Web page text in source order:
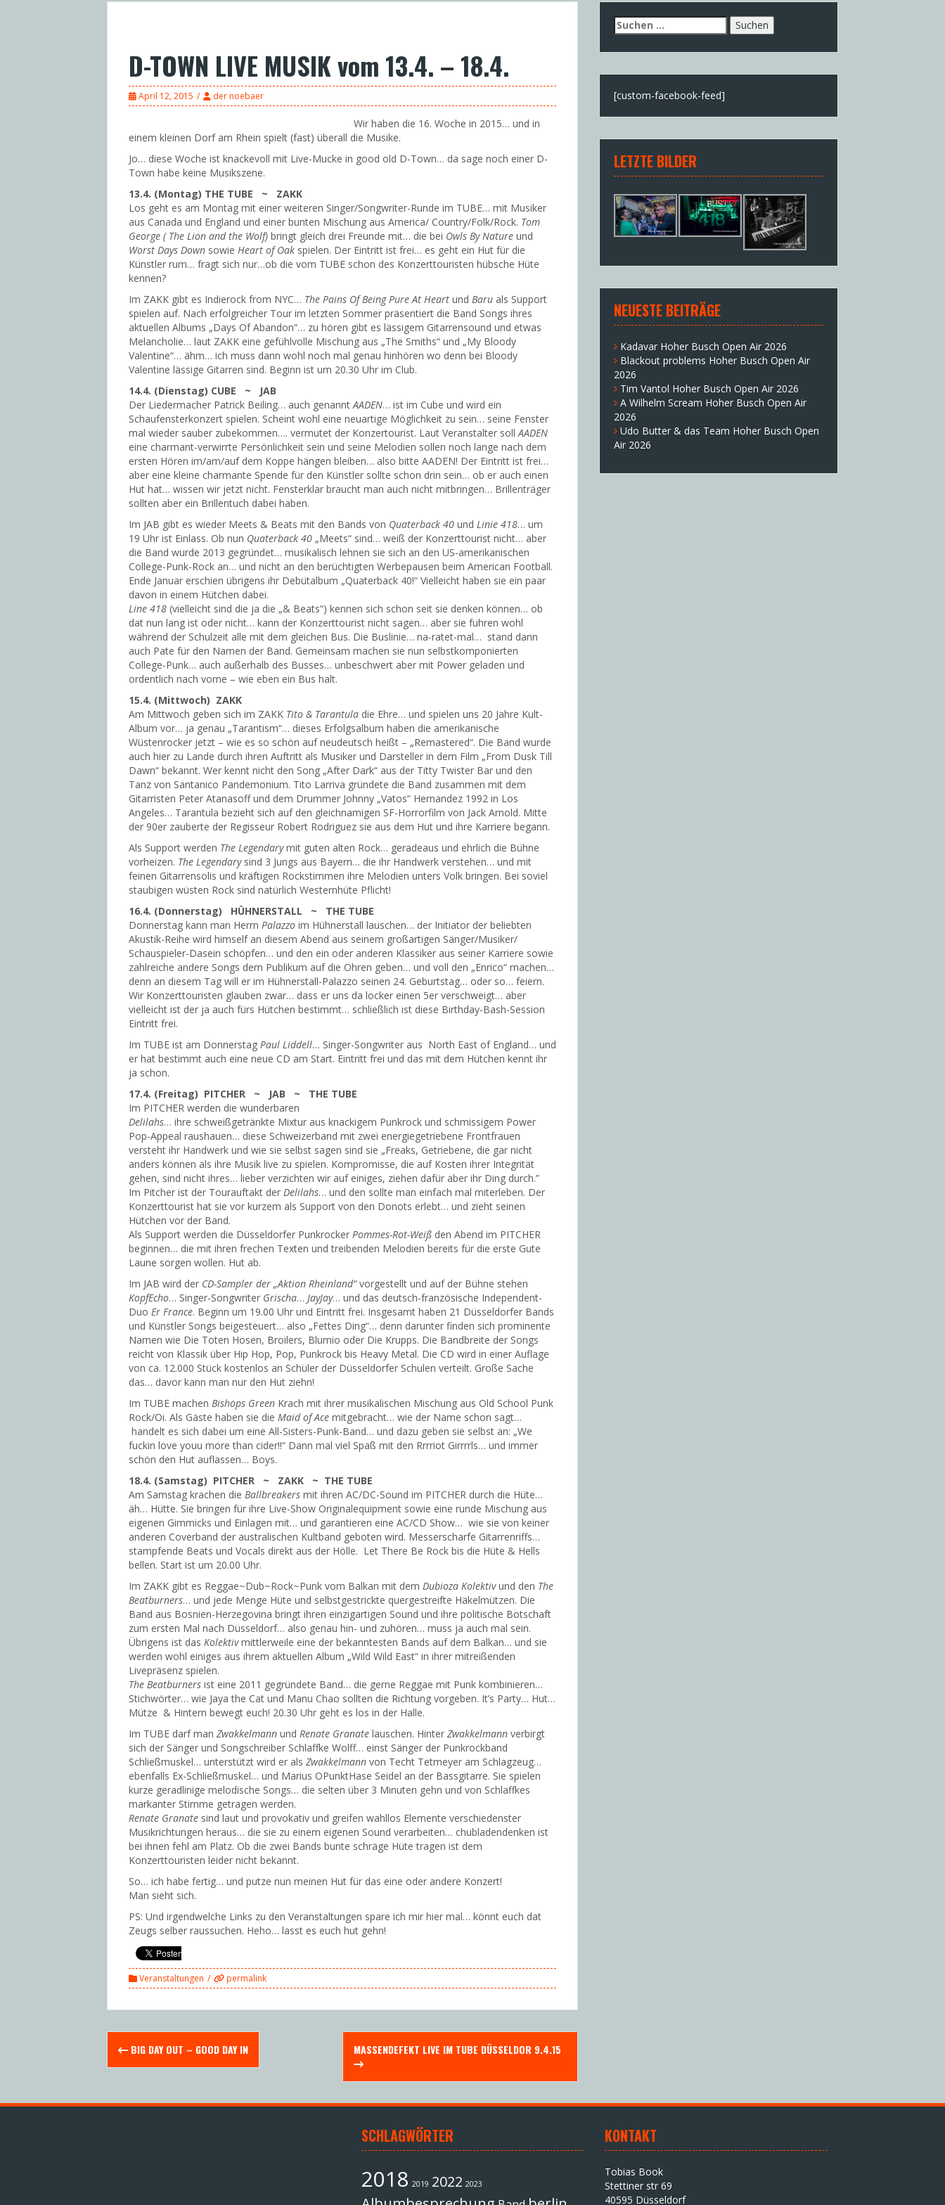
D-TOWN LIVE MUSIK vom 13.4. – 18.4.
April 12, 2015 der noebaer
Wir haben die 16. Woche in 2015… und in
einem kleinen Dorf am Rhein spielt (fast) überall die Musike.
Jo… diese Woche ist knackevoll mit Live-Mucke in good old D-Town… da sage noch einer D-
Town habe keine Musikszene.
13.4. (Montag) THE TUBE ~ ZAKK
Los geht es am Montag mit einer weiteren Singer/Songwriter-Runde im TUBE… mit Musiker
aus Canada und England und einer bunten Mischung aus America/ Country/Folk/Rock. Tom
George ( The Lion and the Wolf) bringt gleich drei Freunde mit… die bei Owls By Nature und
Worst Days Down sowie Heart of Oak spielen. Der Eintritt ist frei… es geht ein Hut für die
Künstler rum… fragt sich nur…ob die vom TUBE schon des Konzerttouristen hübsche Hüte
kennen?
Im ZAKK gibt es Indierock from NYC… The Pains Of Being Pure At Heart und Baru als Support
spielen auf. Nach erfolgreicher Tour im letzten Sommer präsentiert die Band Songs ihres
aktuellen Albums „Days Of Abandon“… zu hören gibt es lässigem Gitarrensound und etwas
Melancholie… laut ZAKK eine gefühlvolle Mischung aus „The Smiths“ und „My Bloody
Valentine“… ähm… ich muss dann wohl noch mal genau hinhören wo denn bei Bloody
Valentine lässige Gitarren sind. Beginn ist um 20.30 Uhr im Club.
14.4. (Dienstag) CUBE ~ JAB
Der Liedermacher Patrick Beiling… auch genannt AADEN… ist im Cube und wird ein
Schaufensterkonzert spielen. Scheint wohl eine neuartige Möglichkeit zu sein… seine Fenster
mal wieder sauber zubekommen…. vermutet der Konzertourist. Laut Veranstalter soll AADEN
eine charmant-verwirrte Persönlichkeit sein und seine Melodien sollen noch lange nach dem
ersten Hören im/am/auf dem Koppe hängen bleiben… also bitte AADEN! Der Eintritt ist frei…
aber eine kleine charmante Spende für den Künstler sollte schon drin sein… ob er auch einen
Hut hat… wissen wir jetzt nicht. Fensterklar braucht man auch nicht mitbringen… Brillenträger
sollten aber ein Brillentuch dabei haben.
Im JAB gibt es wieder Meets & Beats mit den Bands von Quaterback 40 und Linie 418… um
19 Uhr ist Einlass. Ob nun Quaterback 40 „Meets“ sind… weiß der Konzerttourist nicht… aber
die Band wurde 2013 gegründet… musikalisch lehnen sie sich an den US-amerikanischen
College-Punk-Rock an… und nicht an den berüchtigten Werbepausen beim American Football.
Ende Januar erschien übrigens ihr Debütalbum „Quaterback 40!“ Vielleicht haben sie ein paar
davon in einem Hütchen dabei.
Line 418 (vielleicht sind die ja die „& Beats“) kennen sich schon seit sie denken können… ob
dat nun lang ist oder nicht… kann der Konzerttourist nicht sagen… aber sie fuhren wohl
während der Schulzeit alle mit dem gleichen Bus. Die Buslinie… na-ratet-mal… stand dann
auch Pate für den Namen der Band. Gemeinsam machen sie nun selbstkomponierten
College-Punk… auch außerhalb des Busses… unbeschwert aber mit Power geladen und
ordentlich nach vorne – wie eben ein Bus halt.
15.4. (Mittwoch) ZAKK
Am Mittwoch geben sich im ZAKK Tito & Tarantula die Ehre… und spielen uns 20 Jahre Kult-
Album vor… ja genau „Tarantism“… dieses Erfolgsalbum haben die amerikanische
Wüstenrocker jetzt – wie es so schön auf neudeutsch heißt – „Remastered“. Die Band wurde
auch hier zu Lande durch ihren Auftritt als Musiker und Darsteller in dem Film „From Dusk Till
Dawn“ bekannt. Wer kennt nicht den Song „After Dark“ aus der Titty Twister Bar und den
Tanz von Santanico Pandemonium. Tito Larriva gründete die Band zusammen mit dem
Gitarristen Peter Atanasoff und dem Drummer Johnny „Vatos“ Hernandez 1992 in Los
Angeles… Tarantula bezieht sich auf den gleichnamigen SF-Horrorfilm von Jack Arnold. Mitte
der 90er zauberte der Regisseur Robert Rodriguez sie aus dem Hut und ihre Karriere begann.
Als Support werden The Legendarymit guten alten Rock… geradeaus und ehrlich die Bühne
vorheizen. The Legendarysind 3 Jungs aus Bayern… die ihr Handwerk verstehen… und mit
feinen Gitarrensolis und kräftigen Rockstimmen ihre Melodien unters Volk bringen. Bei soviel
staubigen wüsten Rock sind natürlich Westernhüte Pflicht!
16.4. (Donnerstag) HÜHNERSTALL ~ THE TUBE
Donnerstag kann man Herrn Palazzo im Hühnerstall lauschen… der Initiator der beliebten
Akustik-Reihe wird himself an diesem Abend aus seinem großartigen Sänger/Musiker/
Schauspieler-Dasein schöpfen… und den ein oder anderen Klassiker aus seiner Karriere sowie
zahlreiche andere Songs dem Publikum auf die Ohren geben… und voll den „Enrico“ machen…
denn an diesem Tag will er im Hühnerstall-Palazzo seinen 24. Geburtstag… oder so… feiern.
Wir Konzerttouristen glauben zwar… dass er uns da locker einen 5er verschweigt… aber
vielleicht ist der ja auch fürs Hütchen bestimmt… schließlich ist diese Birthday-Bash-Session
Eintritt frei.
Im TUBE ist am Donnerstag Paul Liddell… Singer-Songwriter aus North East of England… und
er hat bestimmt auch eine neue CD am Start. Eintritt frei und das mit dem Hütchen kennt ihr
ja schon.
17.4. (Freitag) PITCHER ~ JAB ~ THE TUBE
Im PITCHER werden die wunderbaren
Delilahs… ihre schweißgetränkte Mixtur aus knackigem Punkrock und schmissigem Power
Pop-Appeal raushauen… diese Schweizerband mit zwei energiegetriebene Frontfrauen
versteht ihr Handwerk und wie sie selbst sagen sind sie „Freaks, Getriebene, die gar nicht
anders können als ihre Musik live zu spielen. Kompromisse, die auf Kosten ihrer Integrität
gehen, sind nicht ihres… lieber verzichten wir auf einiges, ziehen dafür aber ihr Ding durch.”
Im Pitcher ist der Tourauftakt der Delilahs… und den sollte man einfach mal miterleben. Der
Konzerttourist hat sie vor kurzem als Support von den Donots erlebt… und zieht seinen
Hütchen vor der Band.
Als Support werden die Düsseldorfer Punkrocker Pommes-Rot-Weiß den Abend im PITCHER
beginnen… die mit ihren frechen Texten und treibenden Melodien bereits für die erste Gute
Laune sorgen wollen. Hut ab.
Im JAB wird der CD-Sampler der „Aktion Rheinland“vorgestellt und auf der Bühne stehen
KopfEcho… Singer-Songwriter Grischa… JayJay… und das deutsch-französische Independent-
Duo Er France. Beginn um 19.00 Uhr und Eintritt frei. Insgesamt haben 21 Düsseldorfer Bands
und Künstler Songs beigesteuert… also „Fettes Ding“… denn darunter finden sich prominente
Namen wie Die Toten Hosen, Broilers, Blumio oder Die Krupps. Die Bandbreite der Songs
reicht von Klassik über Hip Hop, Pop, Punkrock bis Heavy Metal. Die CD wird in einer Auflage
von ca. 12.000 Stück kostenlos an Schüler der Düsseldorfer Schulen verteilt. Große Sache
das… davor kann man nur den Hut ziehn!
Im TUBE machen Bishops Green Krach mit ihrer musikalischen Mischung aus Old School Punk
Rock/Oi. Als Gäste haben sie die Maid of Ace mitgebracht… wie der Name schon sagt…
handelt es sich dabei um eine All-Sisters-Punk-Band… und dazu geben sie selbst an: „We
fuckin love youu more than cider!!“ Dann mal viel Spaß mit den Rrrriot Girrrrls… und immer
schön den Hut auflassen… Boys.
18.4. (Samstag) PITCHER ~ ZAKK ~ THE TUBE
Am Samstag krachen die Ballbreakers mit ihren AC/DC-Sound im PITCHER durch die Hüte…
äh… Hütte. Sie bringen für ihre Live-Show Originalequipment sowie eine runde Mischung aus
eigenen Gimmicks und Einlagen mit… und garantieren eine AC/CD Show… wie sie von keiner
anderen Coverband der australischen Kultband geboten wird. Messerscharfe Gitarrenriffs…
stampfende Beats und Vocals direkt aus der Hölle. Let There Be Rock bis die Hüte & Hells
bellen. Start ist um 20.00 Uhr.
Im ZAKK gibt es Reggae~Dub~Rock~Punk vom Balkan mit dem Dubioza Kolektivund den The
Beatburners… und jede Menge Hüte und selbstgestrickte quergestreifte Häkelmützen. Die
Band aus Bosnien-Herzegovina bringt ihren einzigartigen Sound und ihre politische Botschaft
zum ersten Mal nach Düsseldorf… also genau hin- und zuhören… muss ja auch mal sein.
Übrigens ist das Kolektivmittlerweile eine der bekanntesten Bands auf dem Balkan… und sie
werden wohl einiges aus ihrem aktuellen Album „Wild Wild East“ in ihrer mitreißenden
Livepräsenz spielen.
The Beatburners ist eine 2011 gegründete Band… die gerne Reggae mit Punk kombinieren…
Stichwörter… wie Jaya the Cat und Manu Chao sollten die Richtung vorgeben. It’s Party… Hut…
Mütze & Hintern bewegt euch! 20.30 Uhr geht es los in der Halle.
Im TUBE darf man Zwakkelmann und Renate Granate lauschen. Hinter Zwakkelmann verbirgt
sich der Sänger und Songschreiber Schlaffke Wolff… einst Sänger der Punkrockband
Schließmuskel… unterstützt wird er als Zwakkelmann von Techt Tetmeyer am Schlagzeug…
ebenfalls Ex-Schließmuskel… und Marius OPunktHase Seidel an der Bassgitarre. Sie spielen
kurze geradlinige melodische Songs… die selten über 3 Minuten gehn und von Schlaffkes
markanter Stimme getragen werden.
Renate Granate sind laut und provokativ und greifen wahllos Elemente verschiedenster
Musikrichtungen heraus… die sie zu einem eigenen Sound verarbeiten… chubladendenken ist
bei ihnen fehl am Platz. Ob die zwei Bands bunte schräge Hüte tragen ist dem
Konzerttouristen leider nicht bekannt.
So… ich habe fertig… und putze nun meinen Hut für das eine oder andere Konzert!
Man sieht sich.
PS: Und irgendwelche Links zu den Veranstaltungen spare ich mir hier mal… könnt euch dat
Zeugs selber raussuchen. Heho… lasst es euch hut gehn!
Veranstaltungen permalink
Post
navigation
BIG DAY OUT – GOOD DAY IN MASSENDEFEKT LIVE IM TUBE DÜSSELDOR 9.4.15
Suchen
nach:
[custom-facebook-feed]
LETZTE BILDER
NEUESTE BEITRÄGE
Kadavar Hoher Busch Open Air 2026
Blackout problems Hoher Busch Open Air
2026
Tim Vantol Hoher Busch Open Air 2026
A Wilhelm Scream Hoher Busch Open Air
2026
Udo Butter & das Team Hoher Busch Open
Air 2026
SCHLAGWÖRTER
2018 2019 2022 2023
KONTAKT
Tobias Book
Stettiner str 69
40595 Düsseldorf